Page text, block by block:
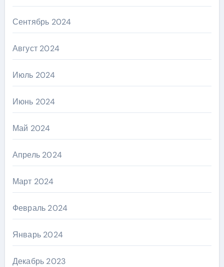
Сентябрь 2024
Август 2024
Июль 2024
Июнь 2024
Май 2024
Апрель 2024
Март 2024
Февраль 2024
Январь 2024
Декабрь 2023